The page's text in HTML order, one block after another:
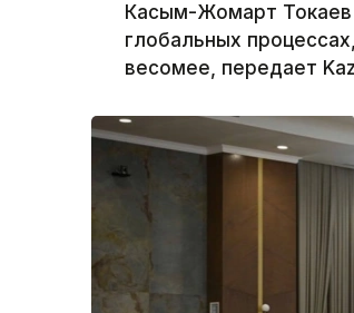
Касым-Жомарт Токаев
глобальных
весомее, передает